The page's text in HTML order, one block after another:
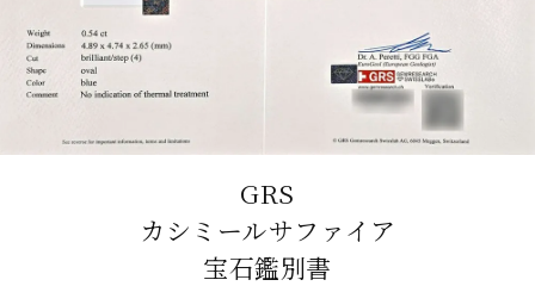
GRS
カシミールサファイア
宝石鑑別書